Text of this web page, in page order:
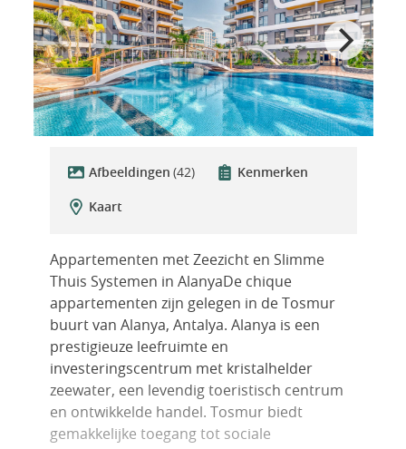
Afbeeldingen (42)
Kenmerken
Kaart
Appartementen met Zeezicht en Slimme
Thuis Systemen in AlanyaDe chique
appartementen zijn gelegen in de Tosmur
buurt van Alanya, Antalya. Alanya is een
prestigieuze leefruimte en
investeringscentrum met kristalhelder
zeewater, een levendig toeristisch centrum
en ontwikkelde handel. Tosmur biedt
gemakkelijke toegang tot sociale